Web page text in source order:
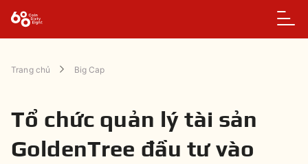
Trang chủ Big Cap
Tổ chức quản lý tài sản
GoldenTree đầu tư vào